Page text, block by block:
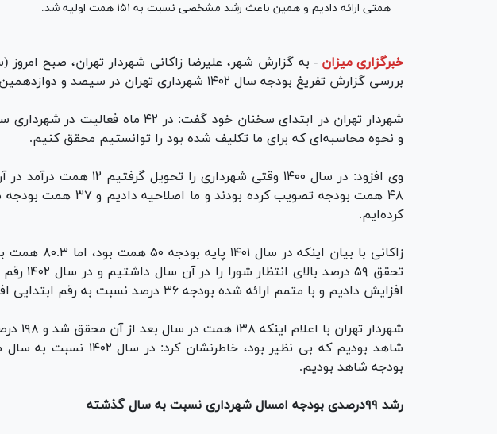
همتی ارائه دادیم و همین باعث رشد مشخصی نسبت به ۱۵۱ همت اولیه شد.
خبرگزاری میزان -
بررسی گزارش تفریغ بودجه سال ۱۴۰۲ شهرداری تهران در سیصد و دوازدهمین جلسه شورا حاضر شد.
شهردار تهران در ابتدای سخنان خود گفت: در
و نحوه محاسبه‌ای که برای ما تکلیف شده بود را توانستیم محقق کنیم.
وی افزود: در سال ۱۴۰۰ وقتی
کرده‌ایم.
زاکانی با بیان
افزایش دادیم و با متمم ارائه شده بودجه ۳۶ درصد نسبت به رقم ابتدایی افزایش یافت.
شهردار
شاهد بودیم که بی نظیر بود،
بودجه شاهد بودیم.
رشد ۹۹درصدی بودجه امسال شهرداری نسبت به سال گذشته